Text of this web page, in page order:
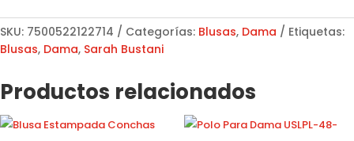
Sarah
Bustani
S10095
SKU: 7500522122714 Categorías: Blusas, Dama
Etiquetas:
Blusas, Dama, Sarah Bustani
Productos relacionados